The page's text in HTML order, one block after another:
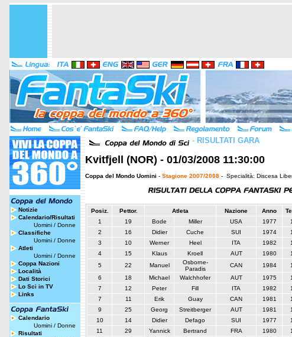
Notizie
Calendario/Risultati
Uomini / Donne
Classifiche
Uomini / Donne
Atleti
Uomini / Donne
Coppa Nazioni
Località
Dati Storici
Lo Sci in TV
Links
Calendario
Uomini / Donne
Risultati
- RISULTATI GARA
Kvitfjell (NOR) - 01/03/2008 11:30:00
Coppa del Mondo Uomini - Stagione 2007/2008 - Specialità: Discesa
Posiz. Pettor. Atleta Nazione Anno
1
19 Bode Miller USA 1977
2
16 Didier Cuche SUI 1974
3
10 Werner Heel ITA 1982
4
15 Klaus Kroell AUT 1980
5
22 Manuel
Osborne-
Paradis
CAN 1984
6
18 Michael Walchhofer AUT 1975
7
12 Peter Fill ITA 1982
7
11 Erik Guay CAN 1981
9
25 Georg Streitberger AUT 1981
10
14 Didier Defago SUI 1977
11
29 Yannick Bertrand FRA 1980